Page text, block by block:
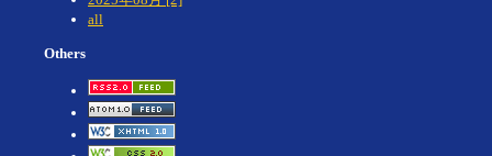
all
Others